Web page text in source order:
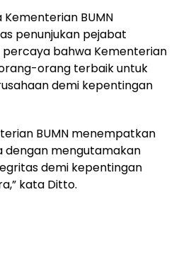
BUMN
penunjukan pejabat
percaya bahwa Kementerian
orang terbaik untuk
demi kepentingan
BUMN menempatkan
mengutamakan
demi kepentingan
kata Ditto.